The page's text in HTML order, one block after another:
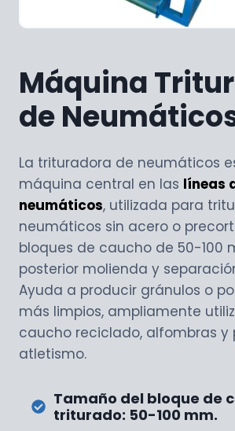
Máquina
de
La trituradora de neumáticos
máquina central en las líneas
neumáticos, utilizada para
neumáticos sin acero o
bloques de caucho de 50-100
posterior molienda y
Ayuda a producir gránulos o
más limpios, ampliamente
caucho reciclado, alfombras y
atletismo.
Tamaño del bloque de
triturado: 50-100 mm.